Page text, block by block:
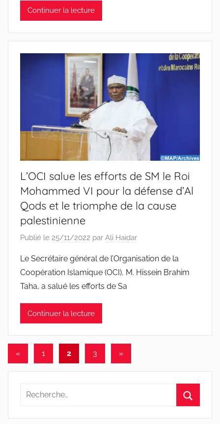
Continuer la lecture
L’OCI salue les efforts de SM le Roi
Mohammed VI pour la défense d’Al
Qods et le triomphe de la cause
palestinienne
Publié le 25/11/2022 par Ali Haidar
Le Secrétaire général de l’Organisation de la
Coopération Islamique (OCI), M. Hissein Brahim
Taha, a salué les efforts de Sa
Continuer la lecture
Pagination
des
publications
«Publications
précédentes
1 2 3
Articles
suivants
»
Recherche
: